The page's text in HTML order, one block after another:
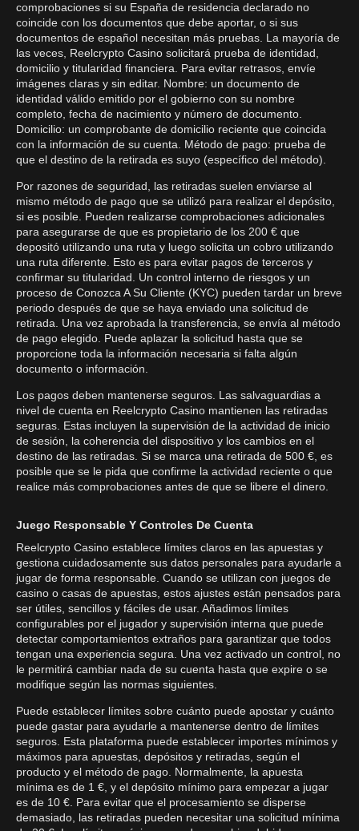
comprobaciones si su España de residencia declarado no
coincide con los documentos que debe aportar, o si sus
documentos de español necesitan más pruebas. La mayoría de
las veces, Reelcrypto Casino solicitará prueba de identidad,
domicilio y titularidad financiera. Para evitar retrasos, envíe
imágenes claras y sin editar. Nombre: un documento de
identidad válido emitido por el gobierno con su nombre
completo, fecha de nacimiento y número de documento.
Domicilio: un comprobante de domicilio reciente que coincida
con la información de su cuenta. Método de pago: prueba de
que el destino de la retirada es suyo (específico del método).
Por razones de seguridad, las retiradas suelen enviarse al
mismo método de pago que se utilizó para realizar el depósito,
si es posible. Pueden realizarse comprobaciones adicionales
para asegurarse de que es propietario de los 200 € que
depositó utilizando una ruta y luego solicita un cobro utilizando
una ruta diferente. Esto es para evitar pagos de terceros y
confirmar su titularidad. Un control interno de riesgos y un
proceso de Conozca A Su Cliente (KYC) pueden tardar un breve
periodo después de que se haya enviado una solicitud de
retirada. Una vez aprobada la transferencia, se envía al método
de pago elegido. Puede aplazar la solicitud hasta que se
proporcione toda la información necesaria si falta algún
documento o información.
Los pagos deben mantenerse seguros. Las salvaguardias a
nivel de cuenta en Reelcrypto Casino mantienen las retiradas
seguras. Estas incluyen la supervisión de la actividad de inicio
de sesión, la coherencia del dispositivo y los cambios en el
destino de las retiradas. Si se marca una retirada de 500 €, es
posible que se le pida que confirme la actividad reciente o que
realice más comprobaciones antes de que se libere el dinero.
Juego Responsable Y Controles De Cuenta
Reelcrypto Casino establece límites claros en las apuestas y
gestiona cuidadosamente sus datos personales para ayudarle a
jugar de forma responsable. Cuando se utilizan con juegos de
casino o casas de apuestas, estos ajustes están pensados para
ser útiles, sencillos y fáciles de usar. Añadimos límites
configurables por el jugador y supervisión interna que puede
detectar comportamientos extraños para garantizar que todos
tengan una experiencia segura. Una vez activado un control, no
le permitirá cambiar nada de su cuenta hasta que expire o se
modifique según las normas siguientes.
Puede establecer límites sobre cuánto puede apostar y cuánto
puede gastar para ayudarle a mantenerse dentro de límites
seguros. Esta plataforma puede establecer importes mínimos y
máximos para apuestas, depósitos y retiradas, según el
producto y el método de pago. Normalmente, la apuesta
mínima es de 1 €, y el depósito mínimo para empezar a jugar
es de 10 €. Para evitar que el procesamiento se disperse
demasiado, las retiradas pueden necesitar una solicitud mínima